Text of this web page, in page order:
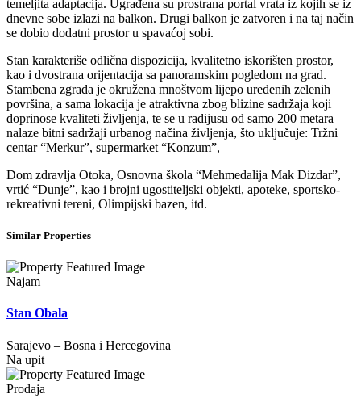
temeljita adaptacija. Ugrađena su prostrana portal vrata iz kojih se iz
dnevne sobe izlazi na balkon. Drugi balkon je zatvoren i na taj način
se dobio dodatni prostor u spavaćoj sobi.
Stan karakteriše odlična dispozicija, kvalitetno iskorišten prostor,
kao i dvostrana orijentacija sa panoramskim pogledom na grad.
Stambena zgrada je okružena mnoštvom lijepo uređenih zelenih
površina, a sama lokacija je atraktivna zbog blizine sadržaja koji
doprinose kvaliteti življenja, te se u radijusu od samo 200 metara
nalaze bitni sadržaji urbanog načina življenja, što uključuje: Tržni
centar “Merkur”, supermarket “Konzum”,
Dom zdravlja Otoka, Osnovna škola “Mehmedalija Mak Dizdar”,
vrtić “Dunje”, kao i brojni ugostiteljski objekti, apoteke, sportsko-
rekreativni tereni, Olimpijski bazen, itd.
Similar Properties
Najam
Stan Obala
Sarajevo – Bosna i Hercegovina
Na upit
Prodaja